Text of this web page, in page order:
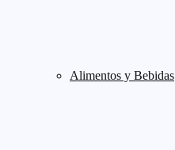
Alimentos y Bebidas